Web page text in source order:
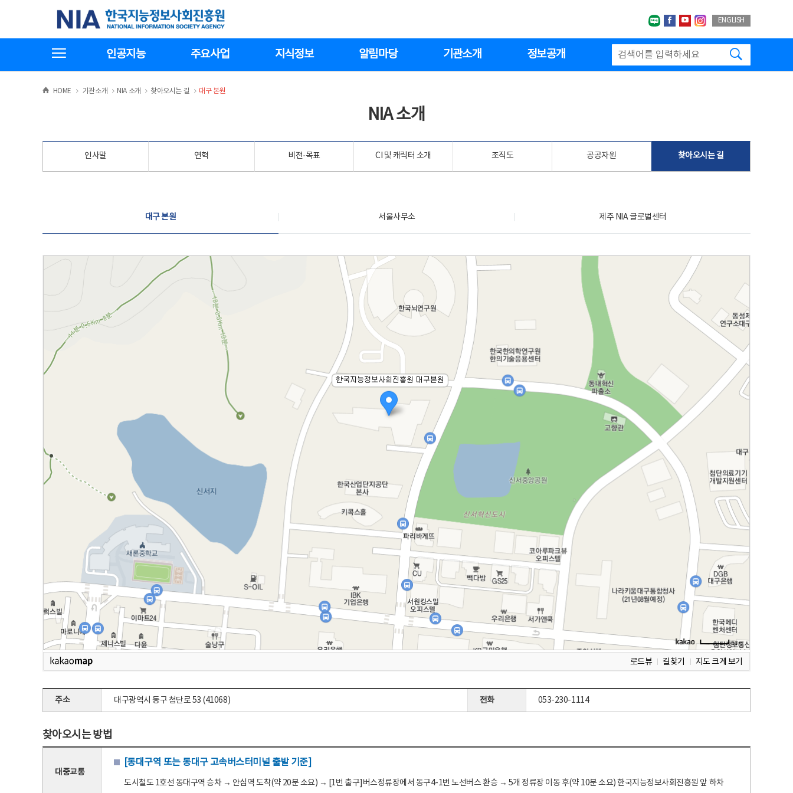
기
한국지능정보사회진흥원
네이버블로그
페이스북
유투브인스타그랩
ENGLISH
인공지능 주요사업 지식정보 알림마당 기관소개 정보공개
HOME >
기관소개 >NIA 소개 >
찾아오시는 길 >
대구 본원
NIA 소개
인사말 연혁 비전·목표 CI 및 캐릭터 소개 조직도 공공자원 찾아오시는 길
대구 본원 서울사무소 제주 NIA 글로벌센터
로드뷰 길찾기 지도 크게 보기
주소 대구광역시 동구 첨단로 53 (41068) 전화 053-230-1114
찾아오시는 방법
대중교통
[동대구역 또는 동대구 고속버스터미널 출발 기준]
도시철도 1호선 동대구역 승차 → 안심역 도착(약 20분 소요) → [1번 출구]버스정류장에서 동구4-1번 노선버스 환승 → 5개 정류장 이동 후(약 10분 소요) 한국지능정보사회진흥원 앞 하차